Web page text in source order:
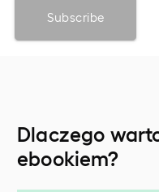
Dlaczego
ebookiem?